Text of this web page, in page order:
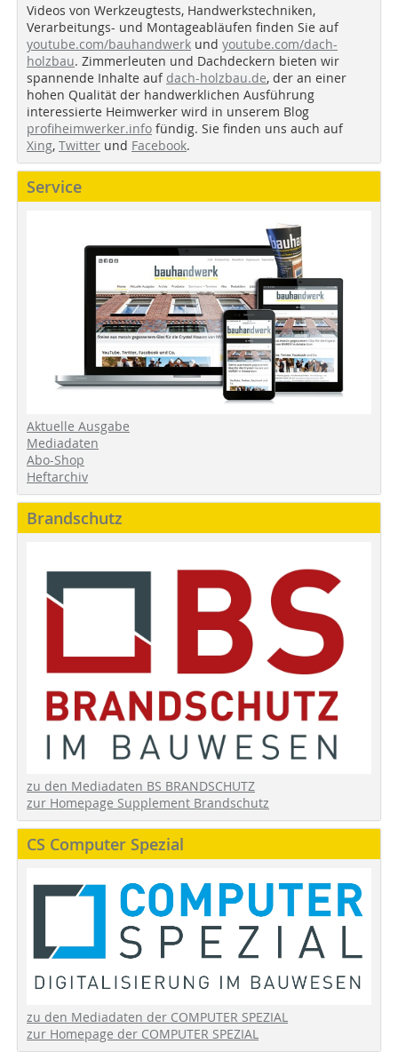
Videos von Werkzeugtests, Handwerkstechniken,
Verarbeitungs- und Montageabläufen finden Sie auf
youtube.com/bauhandwerk und youtube.com/dach-
holzbau. Zimmerleuten und Dachdeckern bieten wir
spannende Inhalte auf dach-holzbau.de, der an einer
hohen Qualität der handwerklichen Ausführung
interessierte Heimwerker wird in unserem Blog
profiheimwerker.info fündig. Sie finden uns auch auf
Xing, Twitter und Facebook.
Service
Aktuelle Ausgabe
Mediadaten
Abo-Shop
Heftarchiv
Brandschutz
zu den Mediadaten BS BRANDSCHUTZ
zur Homepage Supplement Brandschutz
CS Computer Spezial
zu den Mediadaten der COMPUTER SPEZIAL
zur Homepage der COMPUTER SPEZIAL